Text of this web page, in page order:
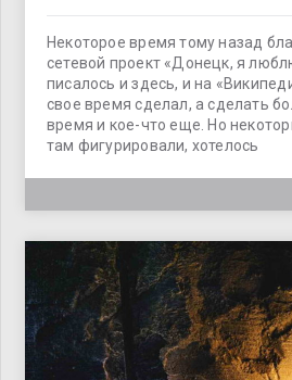
Некоторое время тому назад
сетевой проект «Донецк, я
писалось и здесь, и на
свое время сделал, а сделать
время и кое-что еще. Но
там фигурировали, хотелось